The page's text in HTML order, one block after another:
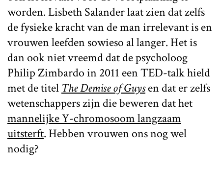
worden. Lisbeth Salander laat zien dat zelfs
de fysieke kracht van de man irrelevant is en
vrouwen leefden sowieso al langer. Het is
dan ook niet vreemd dat de psycholoog
Philip Zimbardo in 2011 een TED-talk hield
met de titel The Demise of Guysen dat er zelfs
wetenschappers zijn die beweren dat het
mannelijke Y-chromosoom langzaam
uitsterft. Hebben vrouwen ons nog wel
nodig?